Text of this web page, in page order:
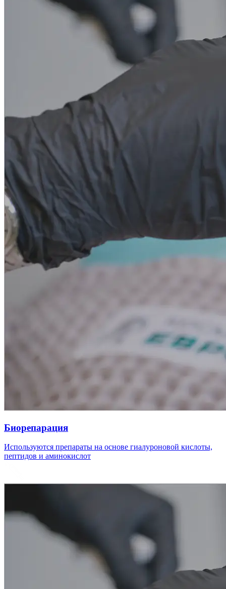
Биорепарация
Используются препараты на основе гиалуроновой кислоты,
пептидов и аминокислот